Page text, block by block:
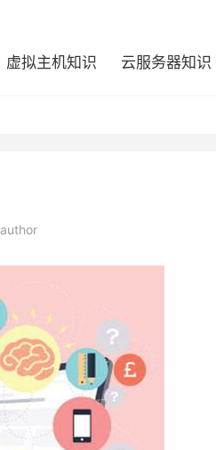
虚拟主机知识 云服务器知识
author